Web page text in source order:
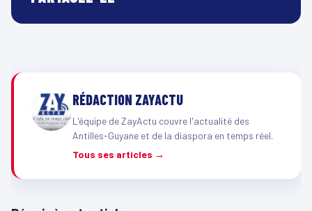
RÉDACTION ZAYACTU
L'équipe de ZayActu couvre l'actualité des
Antilles-Guyane et de la diaspora en temps réel.
Tous ses articles →